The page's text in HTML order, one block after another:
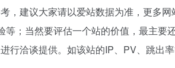
，建议大家请以爱站数据为准，更多
等；当然要评估一个站的价值，最主要
行洽谈提供。如该站的IP、PV、跳出率